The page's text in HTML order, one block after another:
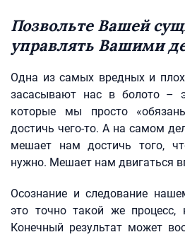
Позвольте Вашей
управлять Вашими
Одна из самых вредных и
засасывают нас в болото –
которые мы просто
достичь чего-то. А на самом
мешает нам достичь того,
нужно. Мешает нам двигаться
Осознание и следование
это точно такой же процесс,
Конечный результат может